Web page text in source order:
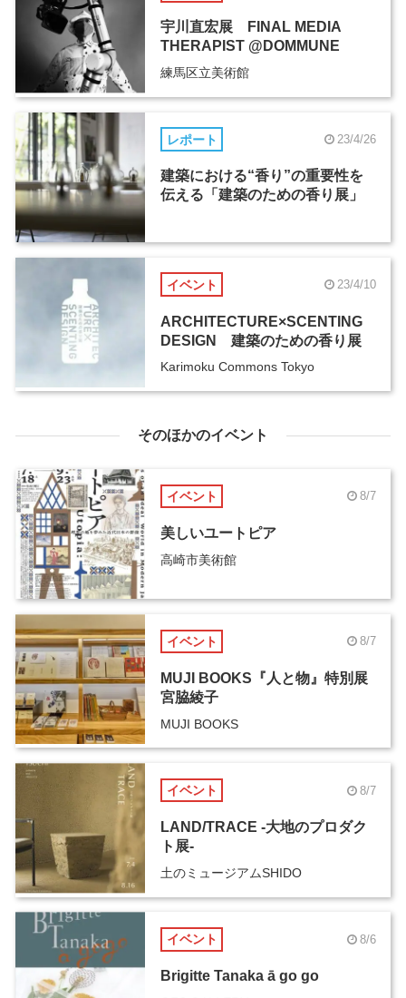
宇川直宏展 FINAL MEDIA
THERAPIST @DOMMUNE
練馬区立美術館
レポート 23/4/26
建築における“香り”の重要性を
伝える「建築のための香り展」
イベント 23/4/10
ARCHITECTURE×SCENTING
DESIGN 建築のための香り展
Karimoku Commons Tokyo
そのほかのイベント
イベント 8/7
美しいユートピア
高崎市美術館
イベント 8/7
MUJI BOOKS『人と物』特別展
宮脇綾子
MUJI BOOKS
イベント 8/7
LAND/TRACE -大地のプロダク
ト展-
土のミュージアムSHIDO
イベント 8/6
Brigitte Tanaka ā go go